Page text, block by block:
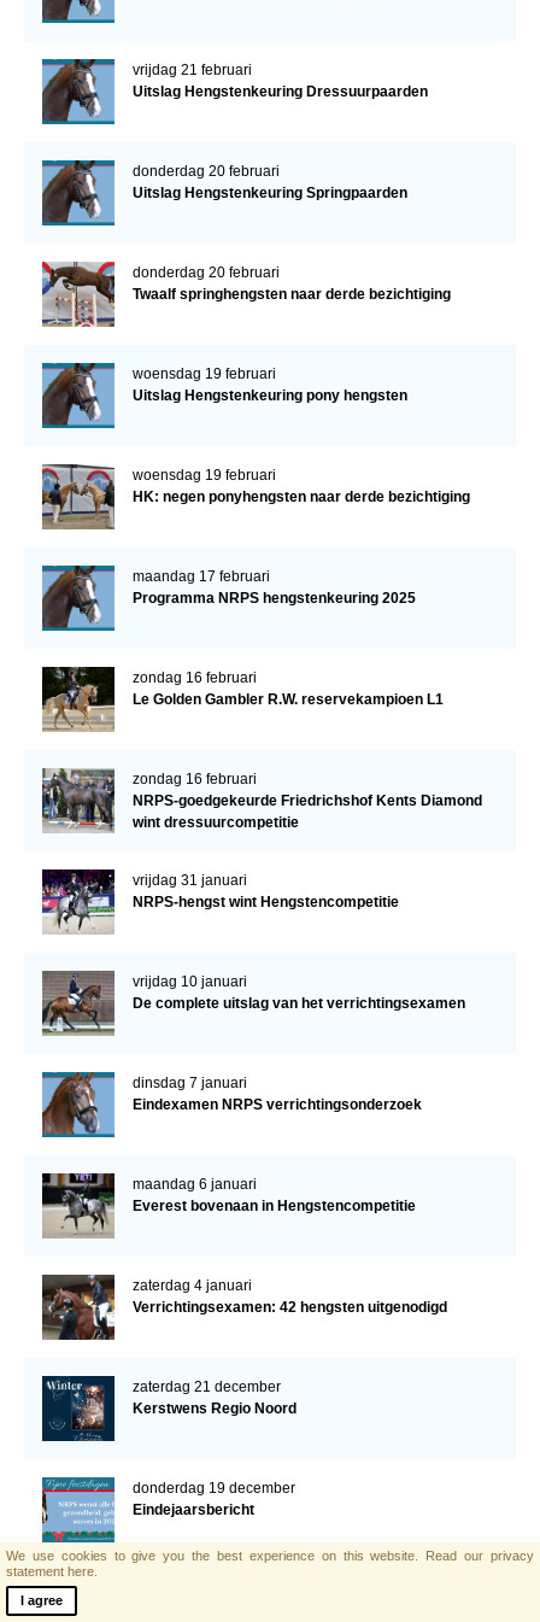
vrijdag 21 februari
Uitslag Hengstenkeuring Dressuurpaarden
donderdag 20 februari
Uitslag Hengstenkeuring Springpaarden
donderdag 20 februari
Twaalf springhengsten naar derde bezichtiging
woensdag 19 februari
Uitslag Hengstenkeuring pony hengsten
woensdag 19 februari
HK: negen ponyhengsten naar derde bezichtiging
maandag 17 februari
Programma NRPS hengstenkeuring 2025
zondag 16 februari
Le Golden Gambler R.W. reservekampioen L1
zondag 16 februari
NRPS-goedgekeurde Friedrichshof Kents Diamond
wint dressuurcompetitie
vrijdag 31 januari
NRPS-hengst wint Hengstencompetitie
vrijdag 10 januari
De complete uitslag van het verrichtingsexamen
dinsdag 7 januari
Eindexamen NRPS verrichtingsonderzoek
maandag 6 januari
Everest bovenaan in Hengstencompetitie
zaterdag 4 januari
Verrichtingsexamen: 42 hengsten uitgenodigd
zaterdag 21 december
Kerstwens Regio Noord
donderdag 19 december
Eindejaarsbericht
We use cookies to give you the best experience on this website. Read our privacy
statement here.
I agree